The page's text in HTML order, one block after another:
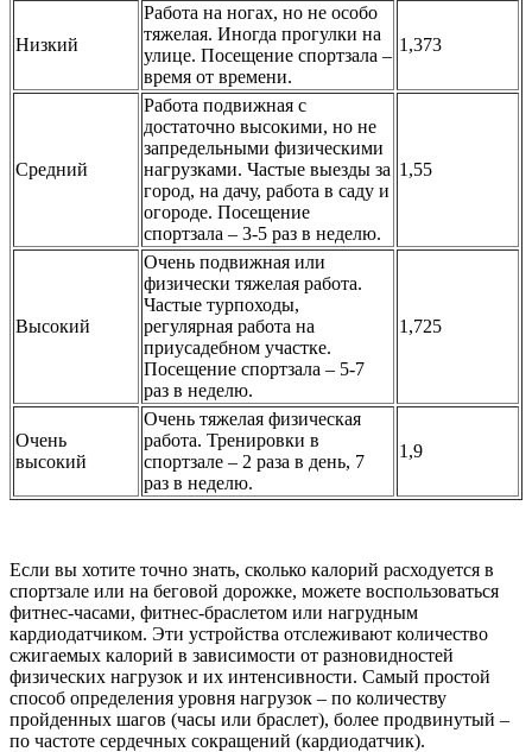
Низкий
Работа на ногах, но не особо
тяжелая. Иногда прогулки на
улице. Посещение спортзала –
время от времени.
1,373
Средний
Работа подвижная с
достаточно высокими, но не
запредельными физическими
нагрузками. Частые выезды за
город, на дачу, работа в саду и
огороде. Посещение
спортзала – 3-5 раз в неделю.
1,55
Высокий
Очень подвижная или
физически тяжелая работа.
Частые турпоходы,
регулярная работа на
приусадебном участке.
Посещение спортзала – 5-7
раз в неделю.
1,725
Очень
высокий
Очень тяжелая физическая
работа. Тренировки в
спортзале – 2 раза в день, 7
раз в неделю.
1,9
Если вы хотите точно знать, сколько калорий расходуется в
спортзале или на беговой дорожке, можете воспользоваться
фитнес-часами, фитнес-браслетом или нагрудным
кардиодатчиком. Эти устройства отслеживают количество
сжигаемых калорий в зависимости от разновидностей
физических нагрузок и их интенсивности. Самый простой
способ определения уровня нагрузок – по количеству
пройденных шагов (часы или браслет), более продвинутый –
по частоте сердечных сокращений (кардиодатчик).